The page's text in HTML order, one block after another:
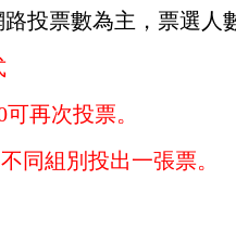
投票數為主，票選人
再次投票。
同組別投出一張票。